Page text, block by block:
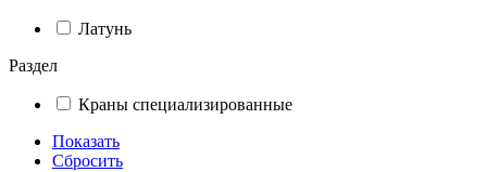
Латунь
Раздел
Краны специализированные
Показать
Сбросить